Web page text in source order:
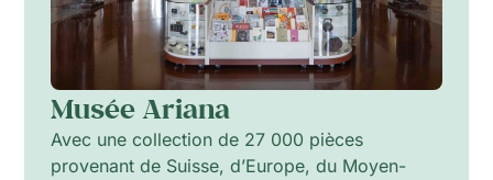
Musée Ariana
Avec une collection de 27 000 pièces
provenant de Suisse, d’Europe, du Moyen-